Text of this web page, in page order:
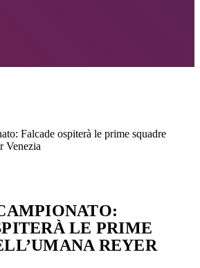
Falcade ospiterà le prime squadre
Venezia
LE PRIME
REYER